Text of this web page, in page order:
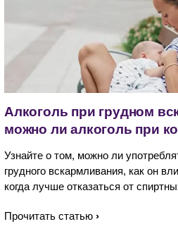
Алкоголь при грудном
можно ли алкоголь при
Узнайте о том, можно ли
грудного вскармливания, как он
когда лучше отказаться от
Прочитать статью